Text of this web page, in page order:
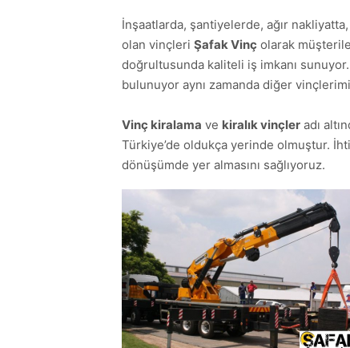
İnşaatlarda, şantiyelerde, ağır
olan vinçleri Şafak Vinç olarak
doğrultusunda kaliteli iş imkanı
bulunuyor aynı zamanda diğer
Vinç kiralama ve kiralık vinçler adı
Türkiye’de oldukça yerinde olmuştur.
dönüşümde yer almasını sağlıyoruz.